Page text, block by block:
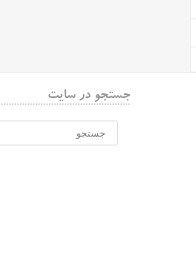
جستجو در سایت